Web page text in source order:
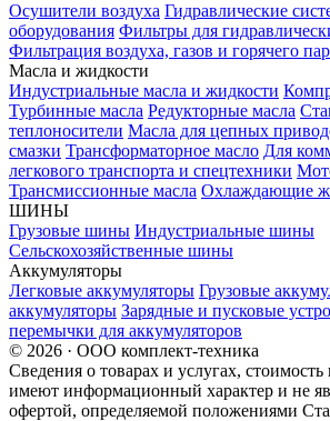
Осушители воздуха Гидравлические
оборудования Фильтры для
Фильтрация воздуха, газов и горячего
Масла и жидкости
Индустриальные масла и жидкости
Турбинные масла Редукторные масла
теплоносители Масла для цепных
смазки Трансформаторное масло Для
легкового транспорта и спецтехники
Трансмиссионные масла Охлаждающие
ШИНЫ
Грузовые шины Индустриальные шины
Сельскохозяйственные шины
Аккумуляторы
Легковые аккумуляторы Грузовые
аккумуляторы Зарядные и пусковые
перемычки для аккумуляторов
© 2026 · ООО комплект-техника
Сведения о товарах и услугах,
имеют информационный характер и не
офертой, определяемой положениями